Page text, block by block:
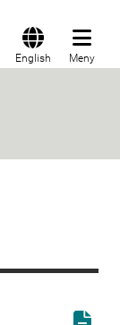
English Meny